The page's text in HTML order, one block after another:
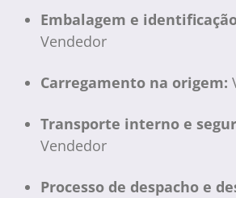
Embalagem e
Vendedor
Carregamento na origem:
Transporte interno e
Vendedor
Processo de despacho e